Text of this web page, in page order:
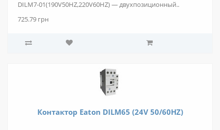
DILM7-01(190V50HZ,220V60HZ) — двухпозиционный..
725.79 грн
Контактор Eaton DILM65 (24V 50/60HZ)